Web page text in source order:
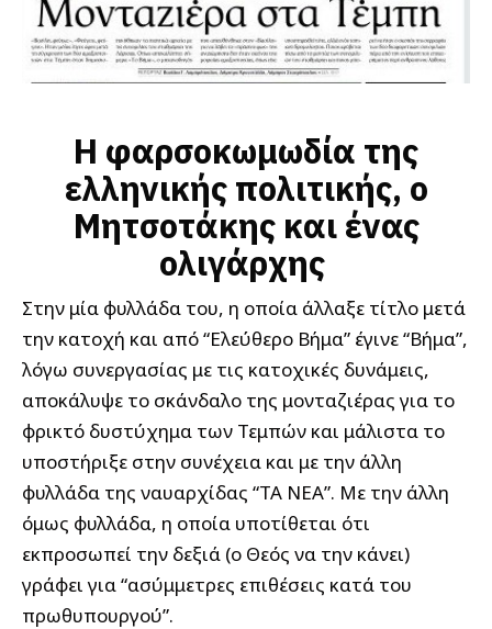
Η φαρσοκωμωδία της
ελληνικής πολιτικής, ο
Μητσοτάκης και ένας
ολιγάρχης
Στην μία φυλλάδα του, η οποία άλλαξε τίτλο μετά
την κατοχή και από “Ελεύθερο Βήμα” έγινε “Βήμα”,
λόγω συνεργασίας με τις κατοχικές δυνάμεις,
αποκάλυψε το σκάνδαλο της μονταζιέρας για το
φρικτό δυστύχημα των Τεμπών και μάλιστα το
υποστήριξε στην συνέχεια και με την άλλη
φυλλάδα της ναυαρχίδας “ΤΑ ΝΕΑ”. Με την άλλη
όμως φυλλάδα, η οποία υποτίθεται ότι
εκπροσωπεί την δεξιά (ο Θεός να την κάνει)
γράφει για “ασύμμετρες επιθέσεις κατά του
πρωθυπουργού”.